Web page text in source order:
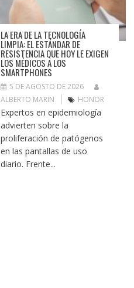
LA ERA DE LA TECNOLOGÍA
LIMPIA: EL ESTÁNDAR DE
RESISTENCIA QUE HOY LE EXIGEN
LOS MÉDICOS A LOS
SMARTPHONES
5 DE AGOSTO DE 2026
ALBERTO MARIN
HONOR
Expertos en epidemiología
advierten sobre la
proliferación de patógenos
en las pantallas de uso
diario. Frente...